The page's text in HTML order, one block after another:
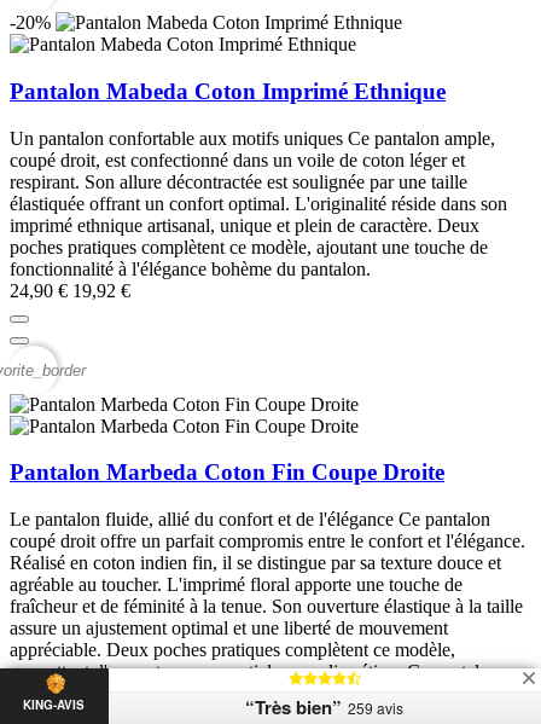
-20%
Pantalon Mabeda Coton Imprimé Ethnique
Un pantalon confortable aux motifs uniques Ce pantalon ample,
coupé droit, est confectionné dans un voile de coton léger et
respirant. Son allure décontractée est soulignée par une taille
élastiquée offrant un confort optimal. L'originalité réside dans son
imprimé ethnique artisanal, unique et plein de caractère. Deux
poches pratiques complètent ce modèle, ajoutant une touche de
fonctionnalité à l'élégance bohème du pantalon.
24,90 € 19,92 €
Pantalon Marbeda Coton Fin Coupe Droite
Le pantalon fluide, allié du confort et de l'élégance Ce pantalon
coupé droit offre un parfait compromis entre le confort et l'élégance.
Réalisé en coton indien fin, il se distingue par sa texture douce et
agréable au toucher. L'imprimé floral apporte une touche de
fraîcheur et de féminité à la tenue. Son ouverture élastique à la taille
assure un ajustement optimal et une liberté de mouvement
appréciable. Deux poches pratiques complètent ce modèle,
permettant d'emporter ses essentiels avec discrétion. Ce pantalon
polyvalent s'adapte à de nombreuses occasions, du quotidien aux
sorties décontractées. Il peut être associé à un simple t-shirt pour un
KING-AVIS “Très bien” 259 avis